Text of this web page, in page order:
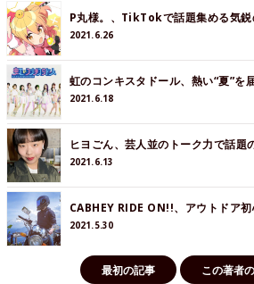
P丸様。、TikTokで話題集める気鋭
2021.6.26
虹のコンキスタドール、熱い“夏”を
2021.6.18
ヒヨごん、芸人並のトーク力で話
2021.6.13
CABHEY RIDE ON!!、アウトドア初
2021.5.30
最初の記事 この著者